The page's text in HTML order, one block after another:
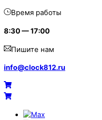
Время работы
8:30 — 17:00
Пишите нам
info@clock812.ru
Menu
Cart
Cart